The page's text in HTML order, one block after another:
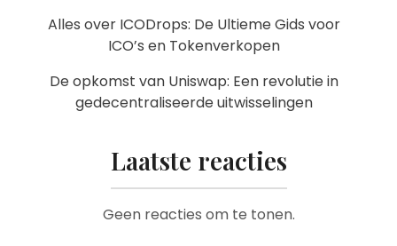
Alles over ICODrops: De Ultieme Gids voor
ICO’s en Tokenverkopen
De opkomst van Uniswap: Een revolutie in
gedecentraliseerde uitwisselingen
Laatste reacties
Geen reacties om te tonen.